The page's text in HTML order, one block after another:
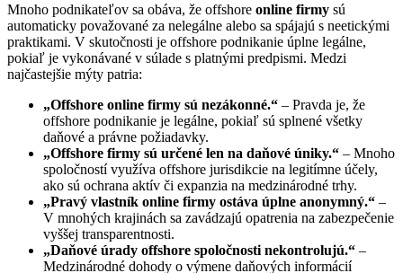
Mnoho podnikateľov sa obáva, že offshore online firmy sú
automaticky považované za nelegálne alebo sa spájajú s neetickými
praktikami. V skutočnosti je offshore podnikanie úplne legálne,
pokiaľ je vykonávané v súlade s platnými predpismi. Medzi
najčastejšie mýty patria:
„Offshore online firmy sú nezákonné.“ – Pravda je, že
offshore podnikanie je legálne, pokiaľ sú splnené všetky
daňové a právne požiadavky.
„Offshore firmy sú určené len na daňové úniky.“ – Mnoho
spoločností využíva offshore jurisdikcie na legitímne účely,
ako sú ochrana aktív či expanzia na medzinárodné trhy.
„Pravý vlastník online firmy ostáva úplne anonymný.“ –
V mnohých krajinách sa zavádzajú opatrenia na zabezpečenie
vyššej transparentnosti.
„Daňové úrady offshore spoločnosti nekontrolujú.“ –
Medzinárodné dohody o výmene daňových informácií